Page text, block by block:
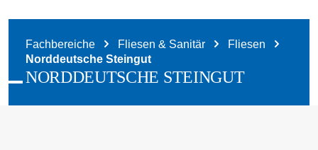
Fachbereiche Fliesen & Sanitär
Fliesen
Norddeutsche Steingut
NORDDEUTSCHE STEINGUT